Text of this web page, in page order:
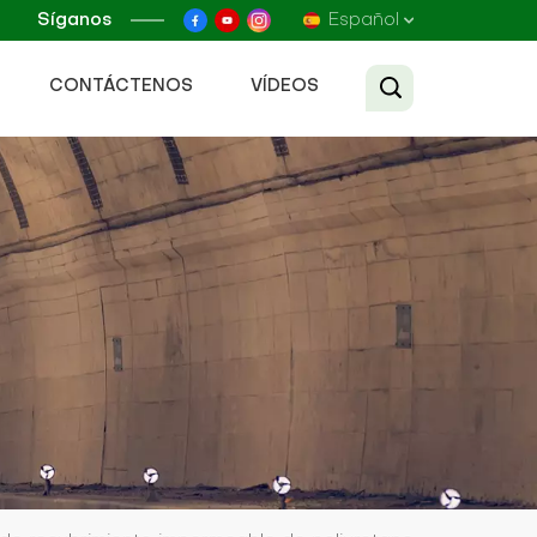
Síganos Español
Français
Русский
CONTÁCTENOS VÍDEOS